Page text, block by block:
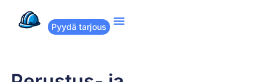
Pyydä tarjous